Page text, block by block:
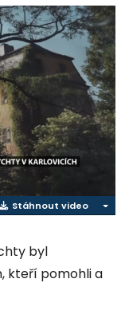
Stáhnout video
byl
kteří pomohli a